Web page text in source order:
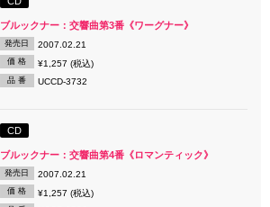
ブルックナー：交響曲第3番《ワーグナー》
発売日 2007.02.21
価 格 ¥1,257 (税込)
品 番 UCCD-3732
CD
ブルックナー：交響曲第4番《ロマンティック》
発売日 2007.02.21
価 格 ¥1,257 (税込)